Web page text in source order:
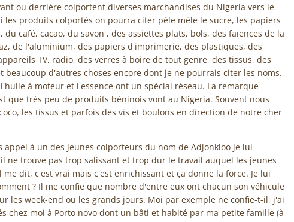
ou derrière colportent diverses marchandises du Nigeria vers le
les produits colportés on pourra citer pèle mêle le sucre, les papiers
du café, cacao, du savon , des assiettes plats, bols, des faïences de la
de l'aluminium, des papiers d'imprimerie, des plastiques, des
TV, radio, des verres à boire de tout genre, des tissus, des
beaucoup d'autres choses encore dont je ne pourrais citer les noms.
à moteur et l'essence ont un spécial réseau. La remarque
que très peu de produits béninois vont au Nigeria. Souvent nous
les tissus et parfois des vis et boulons en direction de notre cher
appel à un des jeunes colporteurs du nom de Adjonkloo je lui
ne trouve pas trop salissant et trop dur le travail auquel les jeunes
me dit, c'est vrai mais c'est enrichissant et ça donne la force. Je lui
? Il me confie que nombre d'entre eux ont chacun son véhicule
les week-end ou les grands jours. Moi par exemple ne confie-t-il, j'ai
chez moi à Porto novo dont un bâti et habité par ma petite famille (à